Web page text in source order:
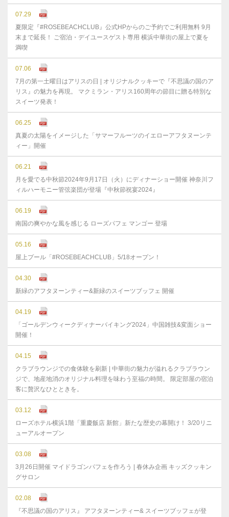
07.29
夏限定『#ROSEBEACHCLUB』公式HPからのご予約でご利用無料 9月
末まで延⻑！ ご宿泊・デイユースゲスト専用 横浜中華街の屋上で夏を
満喫
07.06
7月の第一土曜日はアリスの日 | オリジナルクッキーで『不思議の国のア
リス』の魅力を再現。 マクミラン・アリス160周年の節目に贈る特別な
スイーツ発表！
06.25
真夏の太陽をイメージした「サマーフルーツのイエローアフタヌーンテ
ィー」開催
06.21
月を愛でる中秋節2024年9月17日（火）にディナーショー開催 神奈川フ
ィルハーモニー管弦楽団が登場『中秋節祝宴2024』
06.19
南国の爽やかな風を感じる ローズパフェ マンゴー 登場
05.16
屋上プール「#ROSEBEACHCLUB」5/18オープン！
04.30
新緑のアフタヌーンティー&新緑のスイーツブッフェ 開催
04.19
「ゴールデンウィークディナーバイキング2024」中国雑技&変面ショー
開催！
04.15
クラブラウンジでの食体験を刷新 | 中華街の魅力が溢れるクラブラウン
ジで、地産地消のオリジナル料理を味わう至福の時間。 限定部屋の宿泊
客に贅沢なひとときを。
03.12
ローズホテル横浜1階「重慶飯店 新館」新たな歴史の幕開け！ 3/20リニ
ューアルオープン
03.08
3月26日開催 マイドラゴンパフェを作ろう | 春休み企画 キッズクッキン
グサロン
02.08
『不思議の国のアリス』 アフタヌーンティー& スイーツブッフェが登